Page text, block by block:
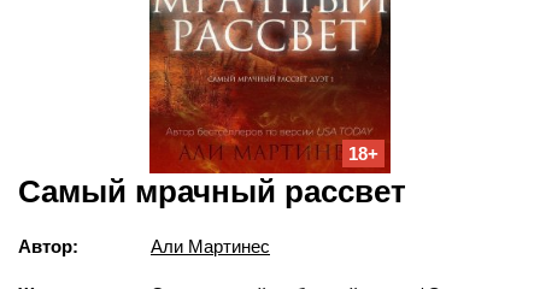
18+
Самый мрачный рассвет
Автор: Али Мартинес